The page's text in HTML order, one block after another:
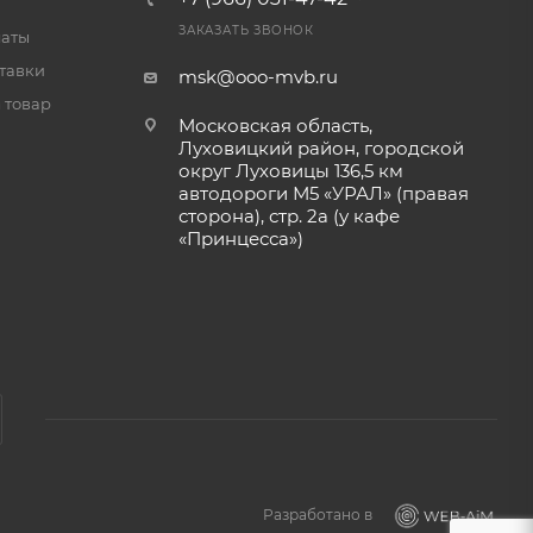
товар
ЗАКАЗАТЬ ЗВОНОК
msk@ooo-mvb.ru
Московская область,
Луховицкий район, городской
округ Луховицы 136,5 км
автодороги М5 «УРАЛ» (правая
сторона), стр. 2а (у кафе
«‎Принцесса»)
Разработано в